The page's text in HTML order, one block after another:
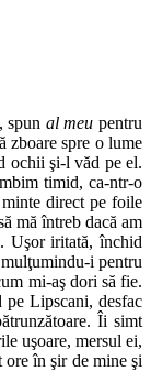
spun al meu pentru
zboare spre o lume
ochii şi-l văd pe el.
timid, ca-ntr-o
direct pe foile
mă întreb dacă am
Uşor iritată, închid
i pentru
mi-aş dori să fie.
pe Lipscani, desfac
Îi simt
uşoare, mersul ei,
ore în şir de mine şi